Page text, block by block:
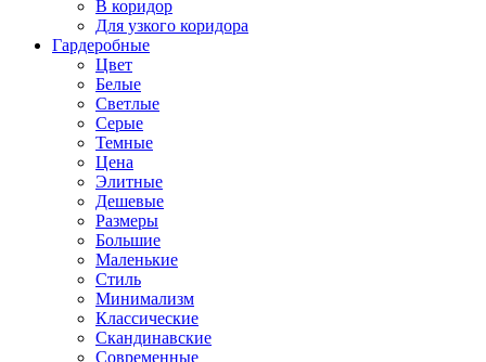
В коридор
Для узкого коридора
Гардеробные
Цвет
Белые
Светлые
Серые
Темные
Цена
Элитные
Дешевые
Размеры
Большие
Маленькие
Стиль
Минимализм
Классические
Скандинавские
Современные